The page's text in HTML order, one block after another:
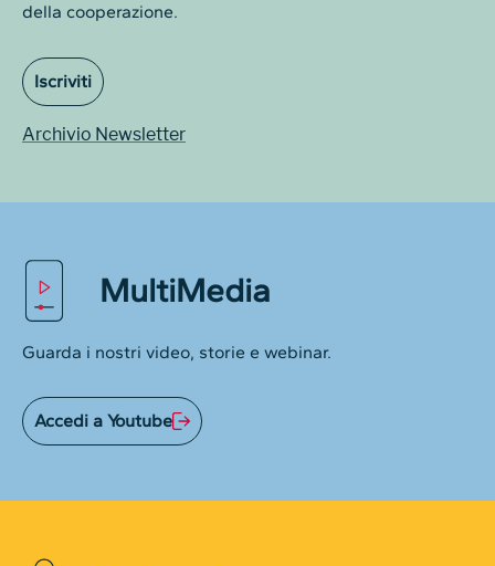
della cooperazione.
Iscriviti
Archivio Newsletter
MultiMedia
Guarda i nostri video, storie e webinar.
Accedi a Youtube